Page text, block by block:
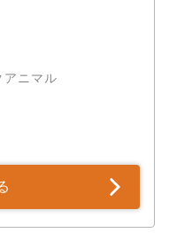
アニマル